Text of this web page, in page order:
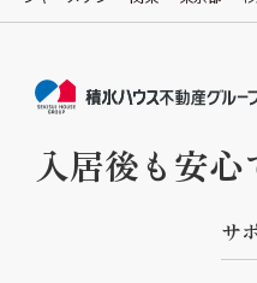
お問い合わせ・よくある質問
シャーメゾンライフ GUARD
らくらくプラチナ
入居後も安心
サ